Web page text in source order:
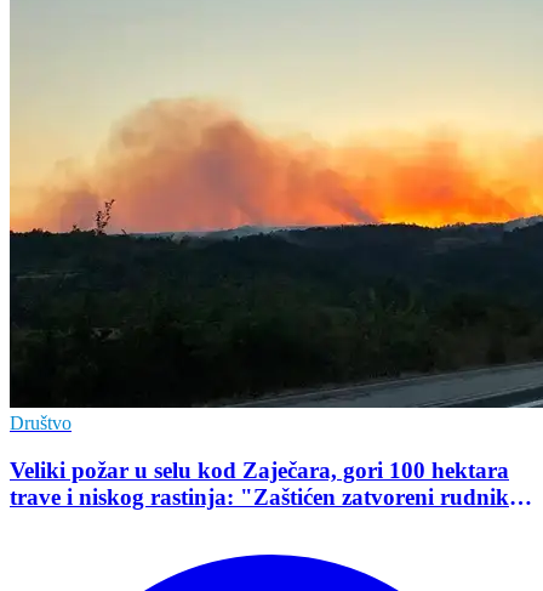
Društvo
Veliki požar u selu kod Zaječara, gori 100 hektara
trave i niskog rastinja: "Zaštićen zatvoreni rudnik